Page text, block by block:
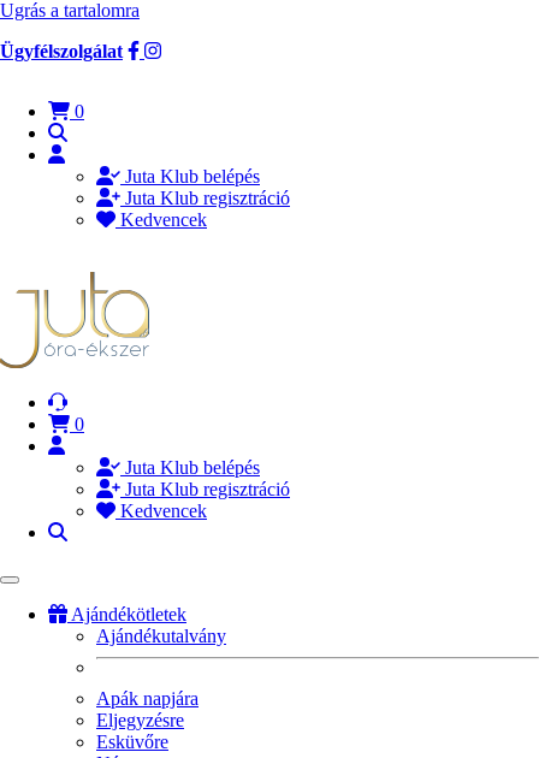
Ugrás a tartalomra
Ügyfélszolgálat
0
Juta Klub belépés
Juta Klub regisztráció
Kedvencek
0
Juta Klub belépés
Juta Klub regisztráció
Kedvencek
Ajándékötletek
Ajándékutalvány
Apák napjára
Eljegyzésre
Esküvőre